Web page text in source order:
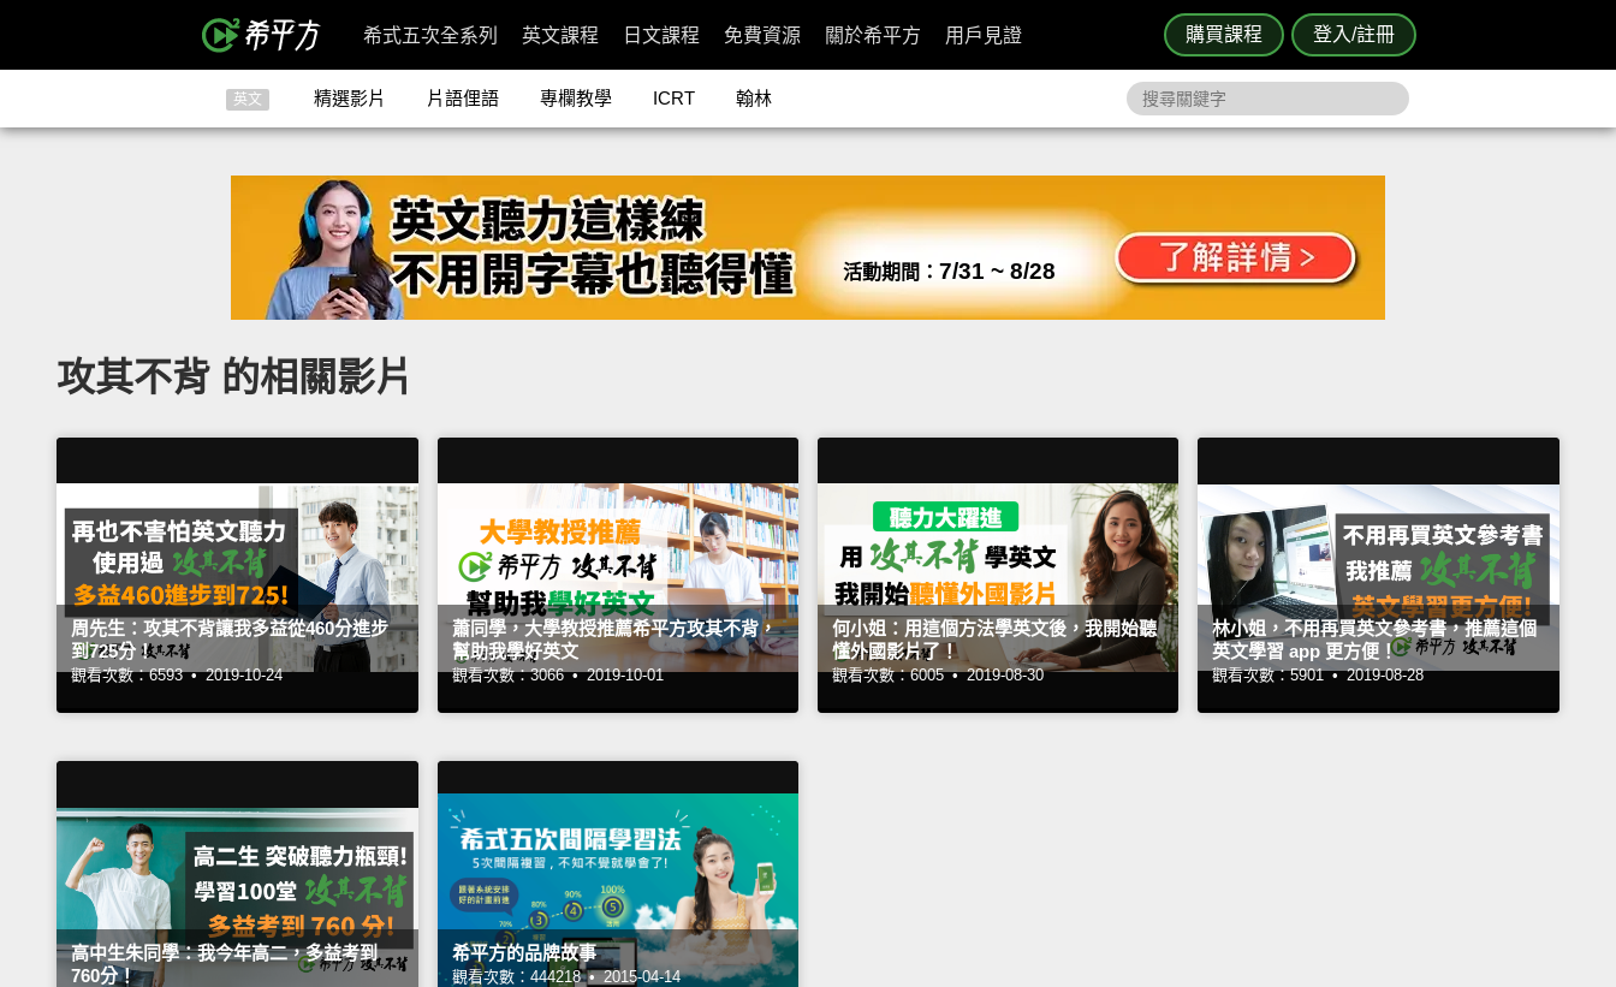
購買課程 登入/註冊
希式五次全系列 英文課程 日文課程 免費資源 關於希平方 用戶見證
英文 精選影片 片語俚語 專欄教學 ICRT 翰林
活動期間： 7/31 ~ 8/28
攻其不背 的相關影片
周先生：攻其不背讓我多益從460分進步
到725分！
觀看次數：6593 • 2019-10-24
蕭同學，大學教授推薦希平方攻其不背，
幫助我學好英文
觀看次數：3066 • 2019-10-01
何小姐：用這個方法學英文後，我開始聽
懂外國影片了！
觀看次數：6005 • 2019-08-30
林小姐，不用再買英文參考書，推薦這個
英文學習 app 更方便！
觀看次數：5901 • 2019-08-28
高中生朱同學：我今年高二，多益考到
760分！
希平方的品牌故事
觀看次數：444218 • 2015-04-14